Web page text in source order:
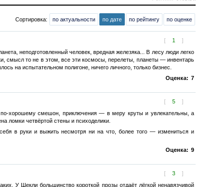
Сортировка: по актуальности по дате по рейтингу по оценке
[ 1 ]
неподготовленный человек, вредная железяка... В лесу люди легко
смысл то не в этом, все эти космосы, перелеты, планеты — инвентарь
на испытательном полигоне, ничего личного, только бизнес.
Оценка: 7
[ 5 ]
хорошему смешон, приключения — в меру круты и увлекательны, а
ломки четвёртой стены и психоделики.
в руки и выжить несмотря ни на что, более того — измениться и
Оценка: 9
[ 3 ]
У Шекли большинство короткой прозы отдаёт лёгкой ненавязчивой